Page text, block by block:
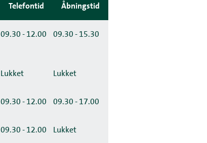
Telefontid Åbningstid
09.30 - 12.00 09.30 - 15.30
Lukket Lukket
09.30 - 12.00 09.30 - 17.00
09.30 - 12.00 Lukket